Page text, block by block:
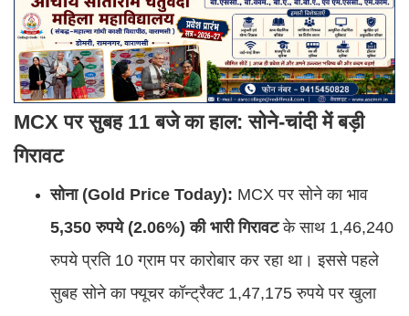
MCX पर सुबह 11 बजे का हाल: सोने-चांदी में बड़ी
गिरावट
सोना (Gold Price Today): MCX पर सोने का भाव
5,350 रुपये (2.06%) की भारी गिरावटके साथ 1,46,240
रुपये प्रति 10 ग्राम पर कारोबार कर रहा था। इससे पहले
सुबह सोने का फ्यूचर कॉन्ट्रैक्ट 1,47,175 रुपये पर खुला